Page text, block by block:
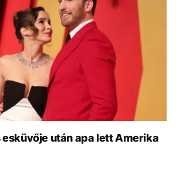
UTAZÁS
DESIGN
ARCOK
TÖRTÉNETEK
után apa lett Amerika